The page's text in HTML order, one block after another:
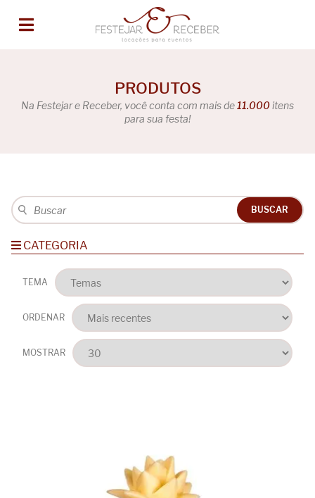
PRODUTOS
Na Festejar e Receber, você conta com mais de11.000itens
para sua festa!
BUSCAR
CATEGORIA
TEMA
ORDENAR
MOSTRAR